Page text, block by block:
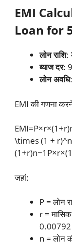
EMI
Loan for
लोन राशि:
ब्याज दर:
लोन अवधि
EMI की गणना
\times (1 +
(1+r)n−1 P×r×(1
जहां:
P = लोन
r = मासिक
0.00792
n = लोन